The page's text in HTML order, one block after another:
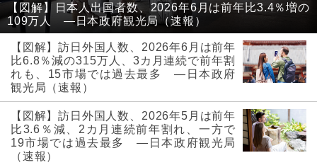
【図解】日本人出国者数、2026年6月は前年比3.4％増の
109万人 ―日本政府観光局（速報）
【図解】訪日外国人数、2026年6月は前年
比6.8％減の315万人、3カ月連続で前年割
れも、15市場では過去最多 ―日本政府
観光局（速報）
【図解】訪日外国人数、2026年5月は前年
比3.6％減、2カ月連続前年割れ、一方で
19市場では過去最多 ―日本政府観光局
（速報）